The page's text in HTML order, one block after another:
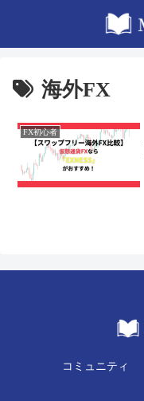
海外FX
FX初心者
コミュニティ